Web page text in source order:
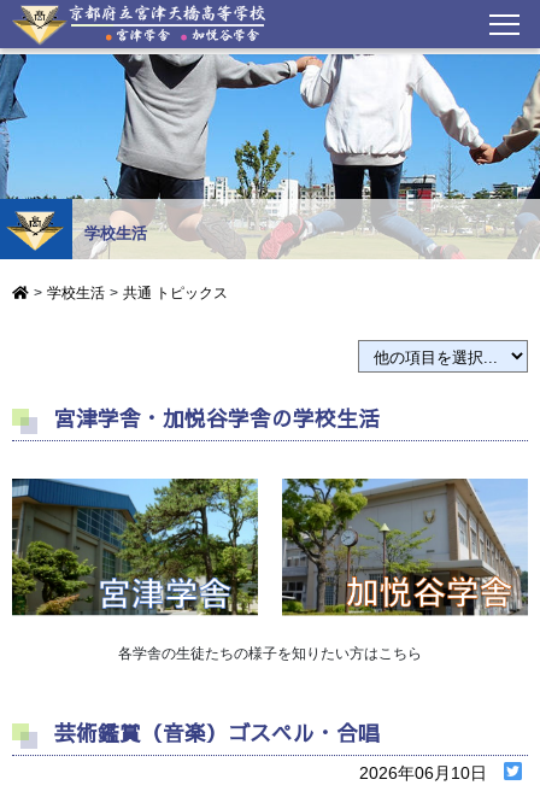
学校生活
> 学校生活 > 共通 トピックス
宮津学舎・加悦谷学舎の学校生活
各学舎の生徒たちの様子を知りたい方はこちら
芸術鑑賞（音楽）ゴスペル・合唱
2026年06月10日